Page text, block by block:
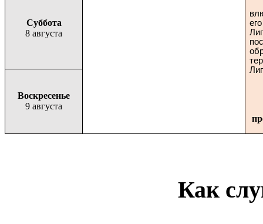
Суббота
8 августа
Воскресенье
9 августа
Как